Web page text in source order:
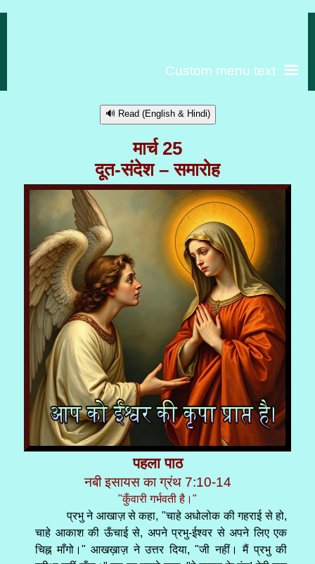
Custom menu text
🔊 Read (English & Hindi)
मार्च 25
दूत-संदेश – समारोह
पहला पाठ
नबी इसायस का ग्रंथ 7:10-14
"कुँवारी गर्भवती है।"
प्रभु ने आखाज़ से कहा, "चाहे अधोलोक की गहराई से हो,
चाहे आकाश की ऊँचाई से, अपने प्रभु-ईश्वर से अपने लिए एक
चिह्न माँगो।" आखख़ाज़ ने उत्तर दिया, "जी नहीं। मैं प्रभु की